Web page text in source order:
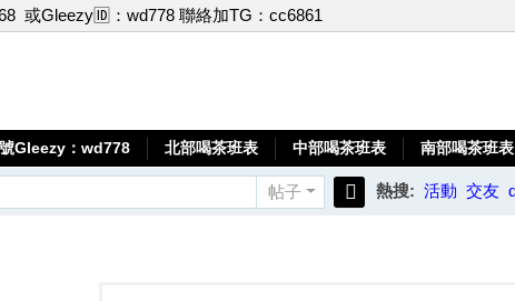
或Gleezy🆔：wd778 聯絡加TG：cc6861
Gleezy：wd778 北部喝茶班表 中部喝茶班表 南部喝茶班表
帖子 熱搜: 活動 交友